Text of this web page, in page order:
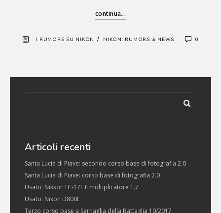
continua...
I RUMORS SU NIKON / NIKON: RUMORS & NEWS 0
Articoli recenti
Santa Lucia di Piave: secondo corso base di fotografia 2.0
Santa Lucia di Piave: corso base di fotografia 2.0
Usato: Nikkor TC-17E II moltiplicatore 1.7
Usato: Nikon D800E
Terzo corso base a Sernaglia della Battaglia 10/2017